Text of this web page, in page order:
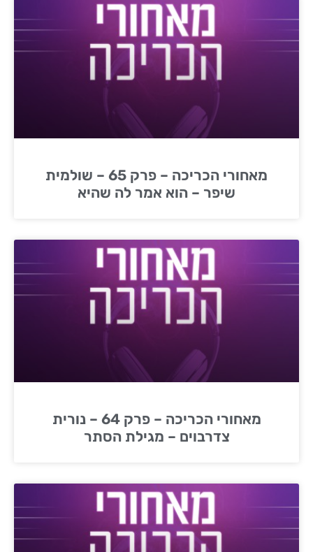
מאחורי הכריכה – פרק 65 – שולמית
שיפר – הוא אמר לה שהיא
מאחורי הכריכה – פרק 64 – נורית
צדרבוים – מגילת הסתר